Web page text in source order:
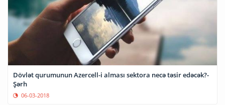
Dövlət qurumunun Azercell-i alması sektora necə təsir edəcək?-
Şərh
06-03-2018